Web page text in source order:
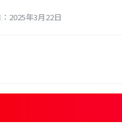
2025年3月22日